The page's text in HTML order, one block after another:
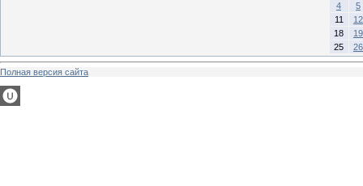
4
5
11
12
18
19
25
26
Полная версия сайта